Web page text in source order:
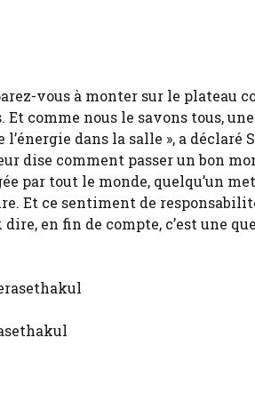
vous à monter sur le plateau
comme nous le savons tous,
l’énergie dans la salle », a déclaré
dise comment passer un bon
par tout le monde, quelqu’un
Et ce sentiment de
en fin de compte, c’est une